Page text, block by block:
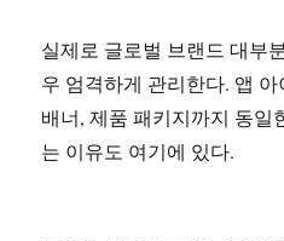
실제로 글로벌 브랜드 대부
우 엄격하게 관리한다. 앱
배너, 제품 패키지까지 동일
는 이유도 여기에 있다.